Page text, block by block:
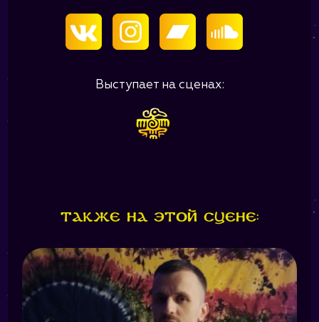
Выступает на сценах:
Также на этой сцене: